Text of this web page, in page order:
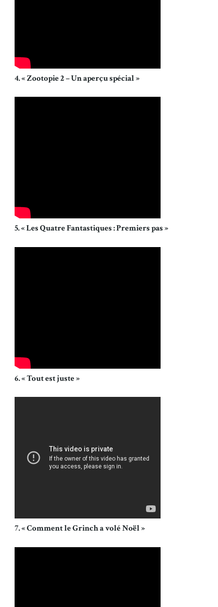
4. « Zootopie 2 – Un aperçu spécial »
5. « Les Quatre Fantastiques : Premiers pas »
6. « Tout est juste »
7. « Comment le Grinch a volé Noël »